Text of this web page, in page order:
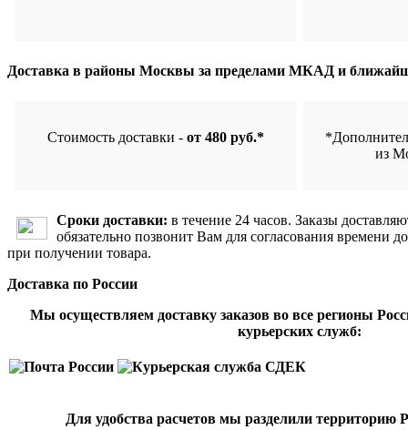
Доставка в районы Москвы за пределами МКАД и
Стоимость доставки - от 480 руб.*
из
Сроки доставки: в течение 24 часов. Заказы
обязательно позвонит Вам для согласования времени
при получении товара.
Доставка по России
Мы осуществляем доставку заказов во все регионы
курьерских служб:
Для удобства расчетов мы разделили территорию